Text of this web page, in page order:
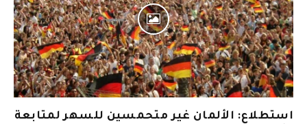
استطلاع: الألمان غير متحمسين للسهر لمتابعة